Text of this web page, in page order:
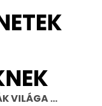
VILÁGA …